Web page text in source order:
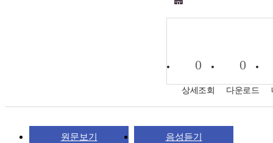
0
상세조회
0
다운로드
원문보기 음성듣기